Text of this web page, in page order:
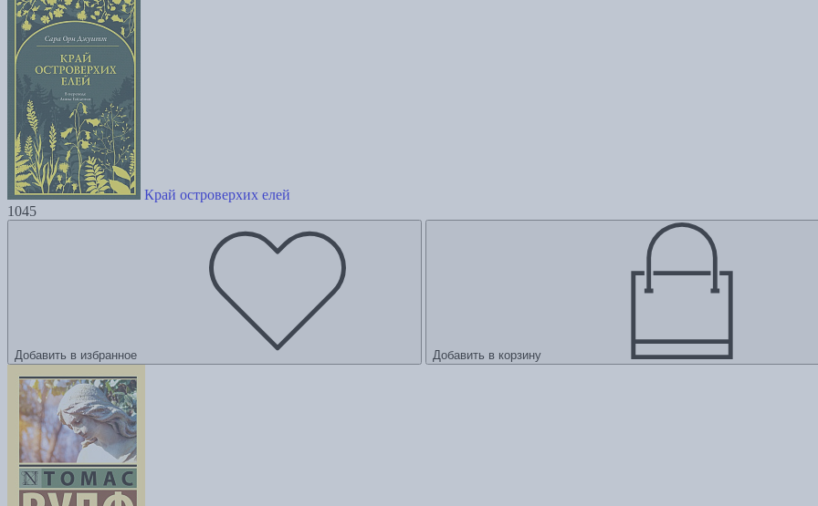
Край островерхих елей
1045
Добавить в избранное Добавить в корзину